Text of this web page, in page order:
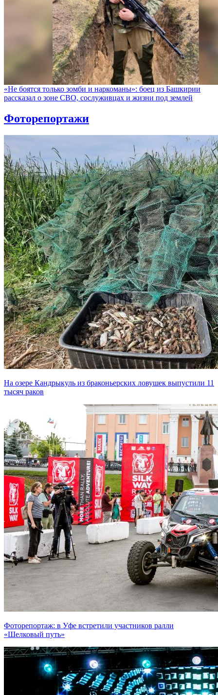
«Не боятся только зомби и наркоманы»: боец из Башкирии
рассказал о зоне СВО, сослуживцах и жизни под землей
Фоторепортажи
На озере Кандрыкуль из браконьерских ловушек выпустили 11
тысяч раков
Фоторепортаж: в Уфе встретили участников ралли
«Шелковый путь»